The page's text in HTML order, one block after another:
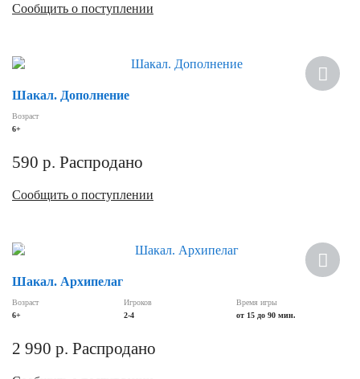
Сообщить о поступлении
Шакал. Дополнение
Возраст
6+
590 р. Распродано
Сообщить о поступлении
Хит
Шакал. Архипелаг
Возраст
6+
Игроков
2-4
Время игры
от 15 до 90 мин.
2 990 р. Распродано